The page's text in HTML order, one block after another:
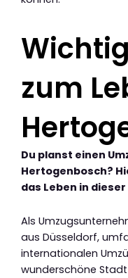
zum
Du planst einen
Hertogenbosch?
das Leben in
Als
aus Düsseldorf,
internationalen
wunderschöne